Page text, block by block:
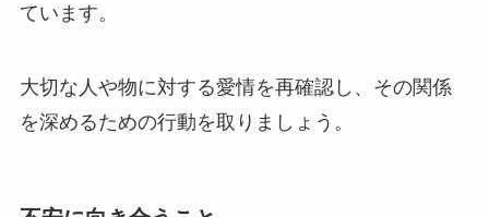
ています。
大切な人や物に対する愛情を再確認し、その関係
を深めるための行動を取りましょう。